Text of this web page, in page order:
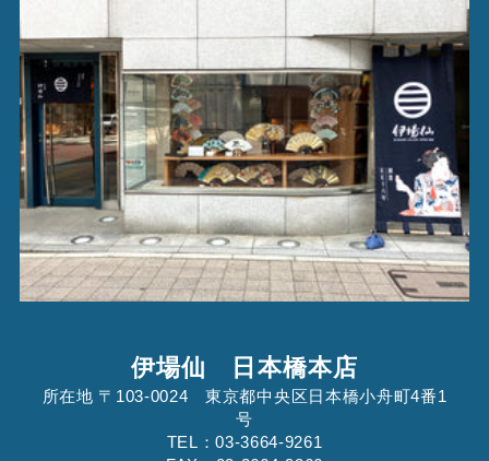
伊場仙 日本橋本店
所在地 〒103-0024 東京都中央区日本橋小舟町4番1
号
TEL：03-3664-9261